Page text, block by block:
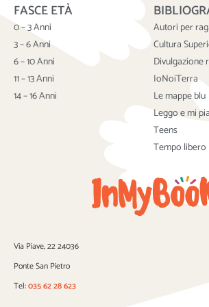
t
t
e
r
t
u
b
e
FASCE ETÀ
0 – 3 Anni
3 – 6 Anni
6 – 10 Anni
11 – 13 Anni
14 – 16 Anni
Autori per
Cultura
Divulgazione
IoNoiTerra
Le mappe blu
Leggo e mi
Teens
Tempo libero
Via Piave, 22 24036
Ponte San Pietro
Tel:035 62 28 623